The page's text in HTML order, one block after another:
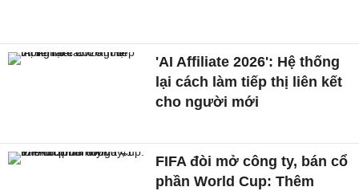
'AI Affiliate 2026': Hệ thống
lại cách làm tiếp thị liên kết
cho người mới
FIFA đòi mở công ty, bán cổ
phần World Cup: Thêm